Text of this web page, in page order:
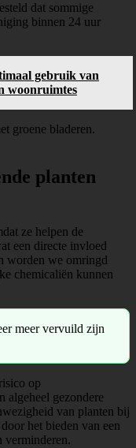
dat sommige
binnen 24 uur
gebruik van
woonruimtes
planten
ze helpen de
een directe invloed
worden we omringd
chemicaliën kunnen
meer vervuild zijn
op
algeheel gezondere
van planten bij
het bieden van een
verminderen.